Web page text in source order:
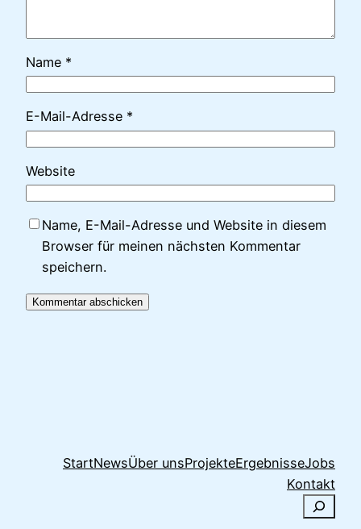
Name *
E-Mail-Adresse *
Website
Name, E-Mail-Adresse und Website in diesem
Browser für meinen nächsten Kommentar
speichern.
StartNewsÜber unsProjekteErgebnisseJobs
Kontakt